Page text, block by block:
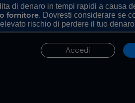
di denaro in tempi rapidi a causa
fornitore. Dovresti considerare se
rischio di perdere il tuo
Accedi